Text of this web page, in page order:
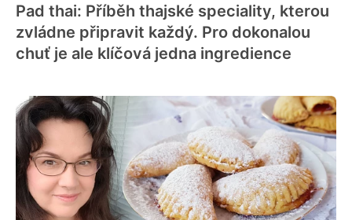
Pad thai: Příběh thajské speciality, kterou
zvládne připravit každý. Pro dokonalou
chuť je ale klíčová jedna ingredience